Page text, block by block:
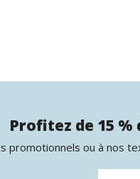
Profitez de 15 %
promotionnels ou à nos